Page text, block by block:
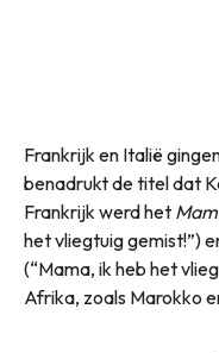
Frankrijk en Italië
benadrukt de titel dat
Frankrijk werd het
het vliegtuig gemist!”)
(“Mama, ik heb het
Afrika, zoals Marokko